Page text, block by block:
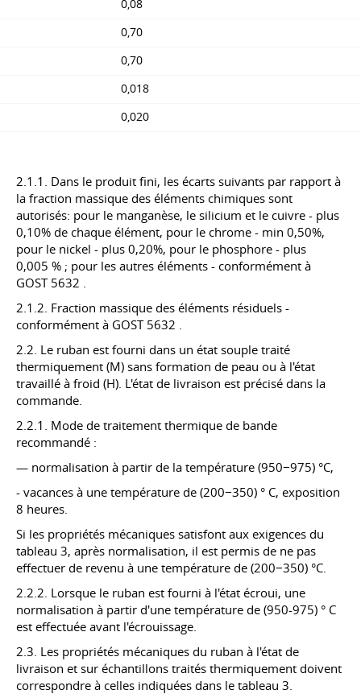
0,08
0,70
0,70
0,018
0,020
2.1.1. Dans le produit fini, les écarts suivants par rapport à
la fraction massique des éléments chimiques sont
autorisés: pour le manganèse, le silicium et le cuivre - plus
0,10% de chaque élément, pour le chrome - min 0,50%,
pour le nickel - plus 0,20%, pour le phosphore - plus
0,005 % ; pour les autres éléments - conformément à
GOST 5632 .
2.1.2. Fraction massique des éléments résiduels -
conformément à GOST 5632 .
2.2. Le ruban est fourni dans un état souple traité
thermiquement (M) sans formation de peau ou à l'état
travaillé à froid (H). L'état de livraison est précisé dans la
commande.
2.2.1. Mode de traitement thermique de bande
recommandé :
— normalisation à partir de la température (950−975) °С,
- vacances à une température de (200−350) ° C, exposition
8 heures.
Si les propriétés mécaniques satisfont aux exigences du
tableau 3, après normalisation, il est permis de ne pas
effectuer de revenu à une température de (200−350) °С.
2.2.2. Lorsque le ruban est fourni à l'état écroui, une
normalisation à partir d'une température de (950-975) ° C
est effectuée avant l'écrouissage.
2.3. Les propriétés mécaniques du ruban à l'état de
livraison et sur échantillons traités thermiquement doivent
correspondre à celles indiquées dans le tableau 3.